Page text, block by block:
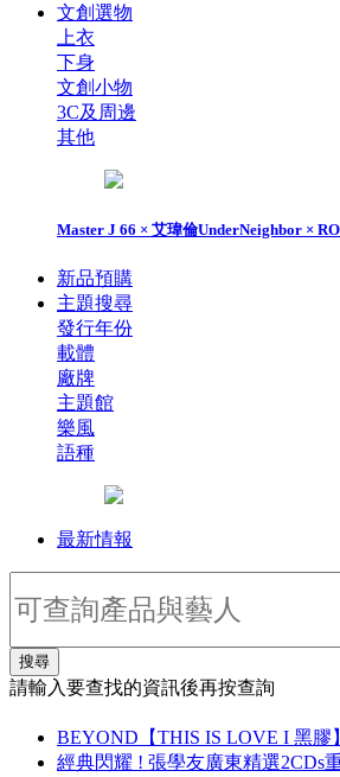
文創選物
上衣
下身
文創小物
3C及周邊
其他
Master J 66 × 艾瑋倫UnderNeighbor ×
新品預購
主題搜尋
發行年份
載體
廠牌
主題館
樂風
語種
最新情報
搜尋
請輸入要查找的資訊後再按查詢
BEYOND【THIS IS LOVE I 黑膠
經典閃耀 ! 張學友廣東精選2CDs